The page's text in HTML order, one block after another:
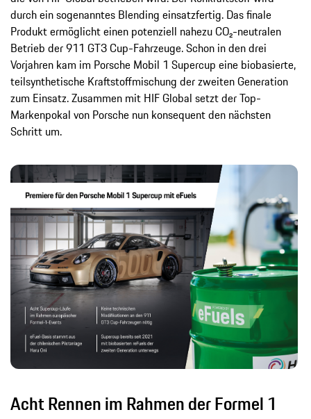
durch ein sogenanntes Blending einsatzfertig. Das finale
Produkt ermöglicht einen potenziell nahezu CO₂-neutralen
Betrieb der 911 GT3 Cup-Fahrzeuge. Schon in den drei
Vorjahren kam im Porsche Mobil 1 Supercup eine biobasierte,
teilsynthetische Kraftstoffmischung der zweiten Generation
zum Einsatz. Zusammen mit HIF Global setzt der Top-
Markenpokal von Porsche nun konsequent den nächsten
Schritt um.
Acht Rennen im Rahmen der Formel 1